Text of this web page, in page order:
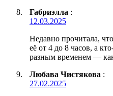
Габриэлла :
12.03.2025
Недавно прочитала,
её от 4 до 8 часов, а
разным временем —
Любава Чистякова :
27.02.2025